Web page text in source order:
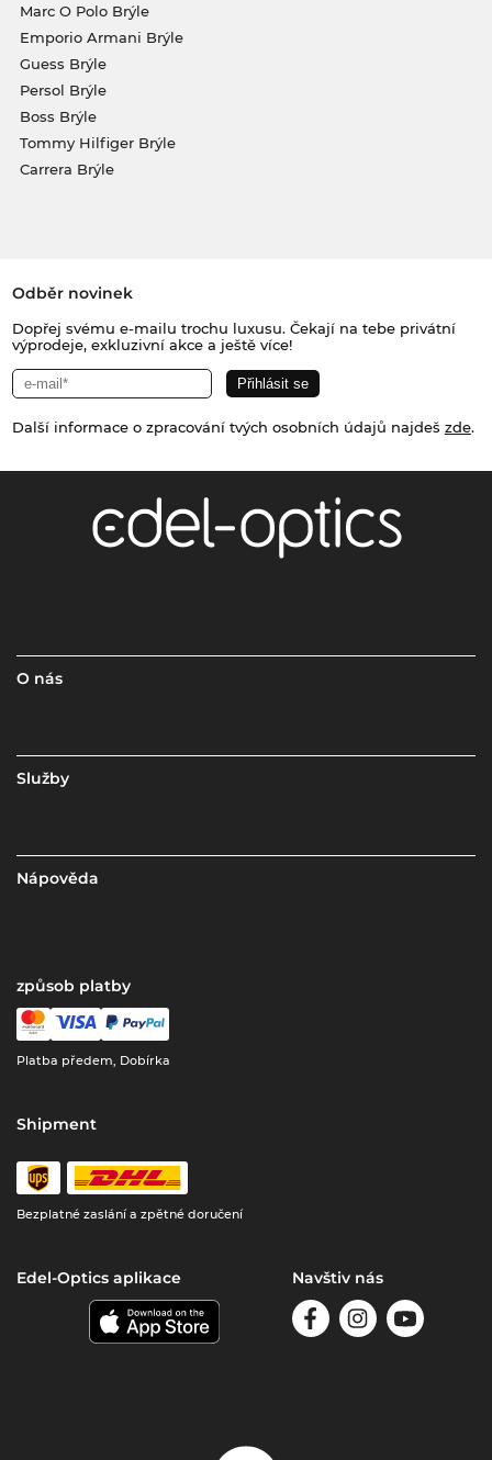
Marc O Polo Brýle
Emporio Armani Brýle
Guess Brýle
Persol Brýle
Boss Brýle
Tommy Hilfiger Brýle
Carrera Brýle
Odběr novinek
Dopřej svému e-mailu trochu luxusu. Čekají na tebe privátní
výprodeje, exkluzivní akce a ještě více!
Další informace o zpracování tvých osobních údajů najdeš zde.
O nás
Služby
Nápověda
způsob platby
Platba předem, Dobírka
Shipment
Bezplatné zaslání a zpětné doručení
Edel-Optics aplikace Navštiv nás